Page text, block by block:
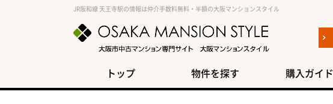
JR阪和線 天王寺駅の情報は仲介手数料無料・半額の大阪マンションスタイル
トップ 物件を探す 購入ガイド